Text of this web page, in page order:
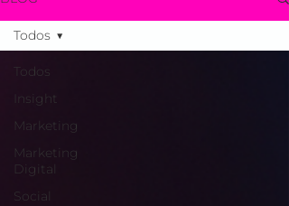
Todos
Insight
Marketing
Marketing
Digital
Social
Todos